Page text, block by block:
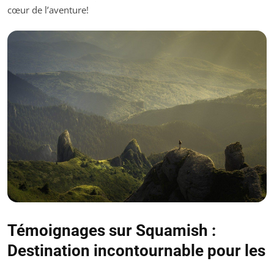
cœur de l’aventure!
Témoignages sur Squamish :
Destination incontournable pour les